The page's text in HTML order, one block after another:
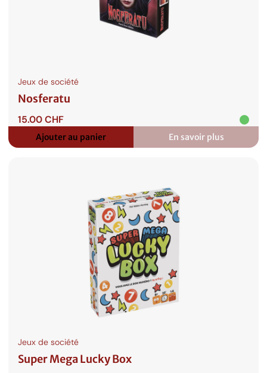
Jeux de société
Nosferatu
15.00CHF
Ajouter au panier En savoir plus
:
Nosferatu
Jeux de société
Super Mega Lucky Box